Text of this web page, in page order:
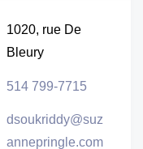
1020, rue De
Bleury
514 799-7715
dsoukriddy@suz
annepringle.com